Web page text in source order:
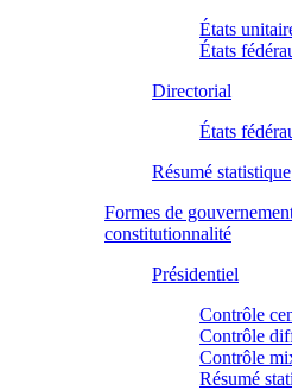
États
États
Directorial
États
Résumé statistique
Formes de
constitutionnalité
Présidentiel
Contrôle
Contrôle
Contrôle
Résumé